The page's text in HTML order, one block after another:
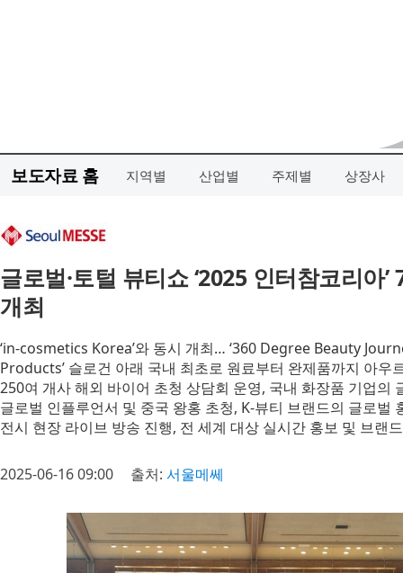
보도자료 홈 지역별 산업별 주제별 상장사
글로벌·토털 뷰티쇼 ‘2025 인터참코리아
개최
‘in-cosmetics Korea’와 동시 개최… ‘360 Degree Beauty
Products’ 슬로건 아래 국내 최초로 원료부터 완제품까지 아우
250여 개사 해외 바이어 초청 상담회 운영, 국내 화장품 기업의
글로벌 인플루언서 및 중국 왕홍 초청, K-뷰티 브랜드의 글로벌
전시 현장 라이브 방송 진행, 전 세계 대상 실시간 홍보 및 브랜
2025-06-16 09:00 출처: 서울메쎄